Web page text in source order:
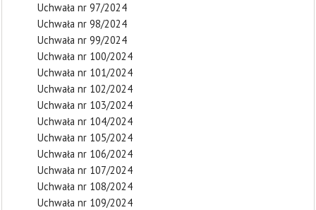
Uchwała nr 97/2024
Uchwała nr 98/2024
Uchwała nr 99/2024
Uchwała nr 100/2024
Uchwała nr 101/2024
Uchwała nr 102/2024
Uchwała nr 103/2024
Uchwała nr 104/2024
Uchwała nr 105/2024
Uchwała nr 106/2024
Uchwała nr 107/2024
Uchwała nr 108/2024
Uchwała nr 109/2024